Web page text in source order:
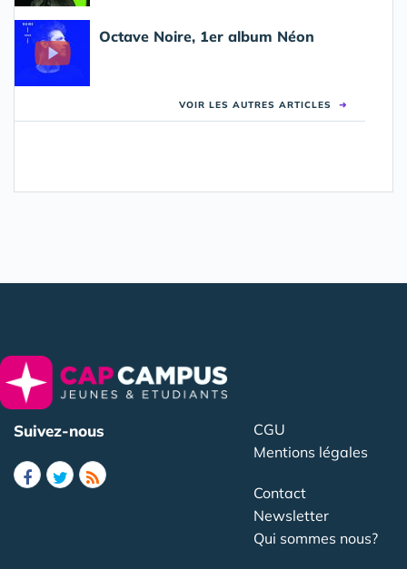
Octave Noire, 1er album Néon
VOIR LES AUTRES ARTICLES ➜
Suivez-nous
CGU
Mentions légales
Contact
Newsletter
Qui sommes nous?